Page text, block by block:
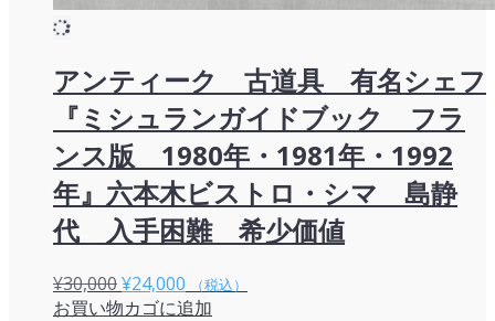
アンティーク 古道具 有名シェフ
『ミシュランガイドブック フラ
ンス版 1980年・1981年・1992
年』六本木ビストロ・シマ 島静
代 入手困難 希少価値
¥30,000元
の
¥24,000 現
在
（税込）
お買い物カゴに追加